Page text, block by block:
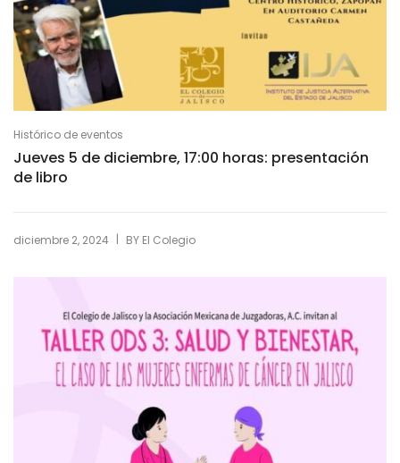
Histórico de eventos
Jueves 5 de diciembre, 17:00 horas: presentación
de libro
diciembre 2, 2024 | BY El Colegio